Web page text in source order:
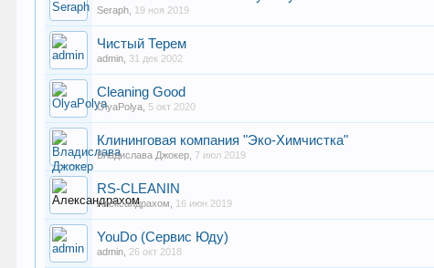
Seraph 19 ноя 2019
Чистый Терем
admin 31 дек 2002
Cleaning Good
OlyaPolya 5 окт 2020
Клининговая компания "Эко-Химчистка"
Владислава Джокер 7 июл 2019
RS-CLEANIN
Александрахом 16 июн 2019
YouDo (Сервис Юду)
admin 26 окт 2018